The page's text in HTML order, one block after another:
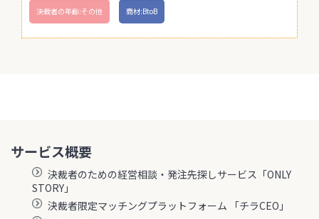
決裁者の年齢:その他 商材:BtoB
サービス概要
決裁者のための経営相談・発注先探しサービス「ONLY
STORY」
決裁者限定マッチングプラットフォーム 「チラCEO」